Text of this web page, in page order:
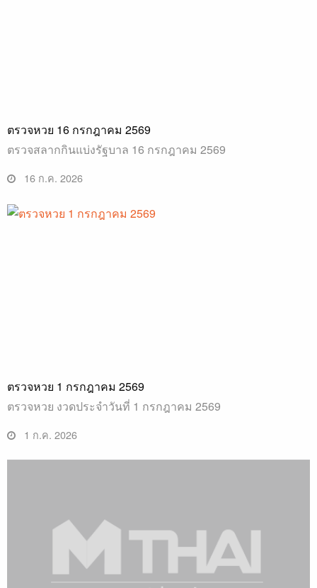
ตรวจหวย 16 กรกฎาคม 2569
ตรวจสลากกินแบ่งรัฐบาล 16 กรกฎาคม 2569
16 ก.ค. 2026
ตรวจหวย 1 กรกฎาคม 2569
ตรวจหวย งวดประจำวันที่ 1 กรกฎาคม 2569
1 ก.ค. 2026